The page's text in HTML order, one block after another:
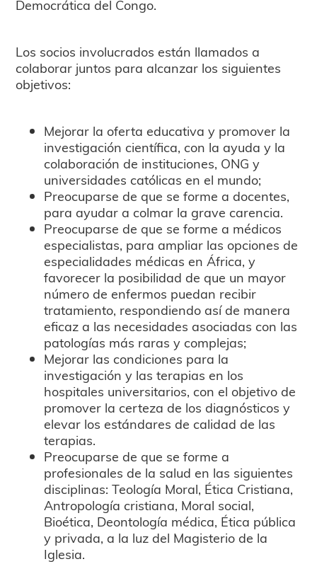
Democrática del Congo.
Los socios involucrados están llamados a
colaborar juntos para alcanzar los siguientes
objetivos:
Mejorar la oferta educativa y promover la
investigación científica, con la ayuda y la
colaboración de instituciones, ONG y
universidades católicas en el mundo;
Preocuparse de que se forme a docentes,
para ayudar a colmar la grave carencia.
Preocuparse de que se forme a médicos
especialistas, para ampliar las opciones de
especialidades médicas en África, y
favorecer la posibilidad de que un mayor
número de enfermos puedan recibir
tratamiento, respondiendo así de manera
eficaz a las necesidades asociadas con las
patologías más raras y complejas;
Mejorar las condiciones para la
investigación y las terapias en los
hospitales universitarios, con el objetivo de
promover la certeza de los diagnósticos y
elevar los estándares de calidad de las
terapias.
Preocuparse de que se forme a
profesionales de la salud en las siguientes
disciplinas: Teología Moral, Ética Cristiana,
Antropología cristiana, Moral social,
Bioética, Deontología médica, Ética pública
y privada, a la luz del Magisterio de la
Iglesia.